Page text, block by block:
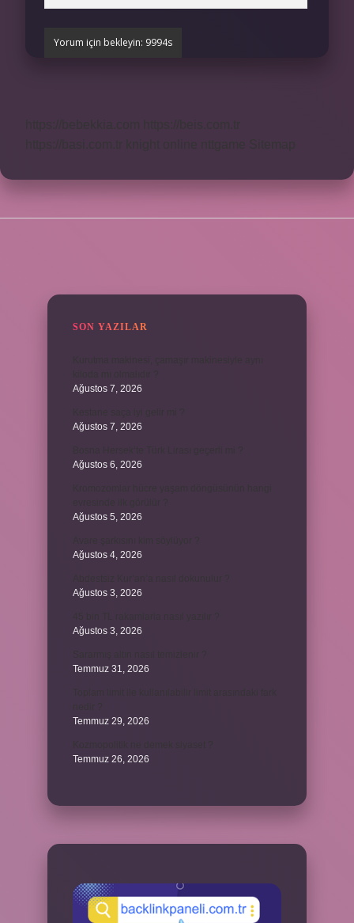
SON YAZILAR
Ağustos 7, 2026
Ağustos 7, 2026
Ağustos 6, 2026
Ağustos 5, 2026
Ağustos 4, 2026
Ağustos 3, 2026
Ağustos 3, 2026
Temmuz 31, 2026
Temmuz 29, 2026
Temmuz 26, 2026